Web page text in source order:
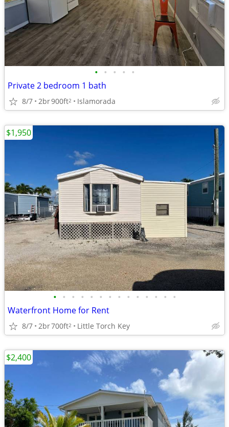
• • • • •
Private 2 bedroom 1 bath
8/7 2br900ft2 Islamorada
• • • • • • • • • • • • • •
Waterfront Home for Rent
8/7 2br700ft2 Little Torch Key
$1,950
$2,400